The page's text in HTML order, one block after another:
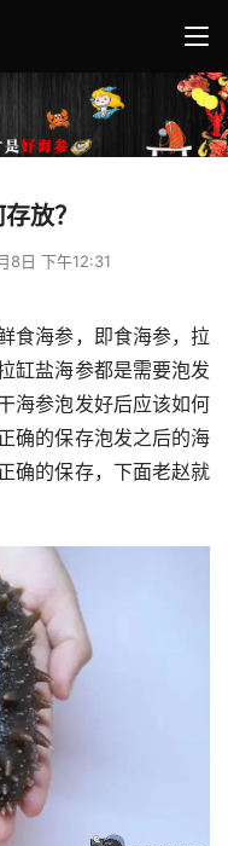
放？
8日 下午12:31
食海参，即食海参，拉
缸盐海参都是需要泡发
海参泡发好后应该如何
确的保存泡发之后的海
确的保存，下面老赵就